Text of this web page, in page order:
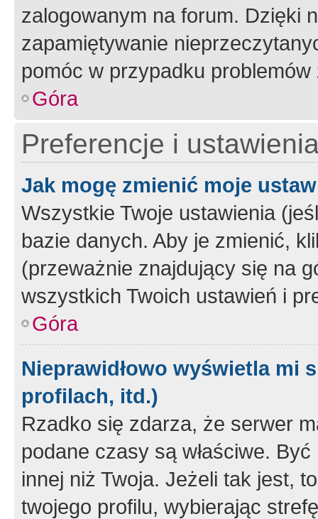
zalogowanym na forum. Dzięki
zapamiętywanie
pomóc w przypadku
Góra
Preferencje i
Jak mogę zmienić moje
Wszystkie Twoje ustawienia
bazie danych. Aby je zmienić,
(przeważnie znajdujący się na
wszystkich Twoich ustawień i
Góra
Nieprawidłowo wyświetla mi
profilach, itd.)
Rzadko się zdarza, że serwer
podane czasy są właściwe.
innej niż Twoja. Jeżeli tak jest,
twojego profilu, wybierając